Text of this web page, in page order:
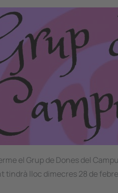
el Grup de Dones del
lloc dimecres 28 de